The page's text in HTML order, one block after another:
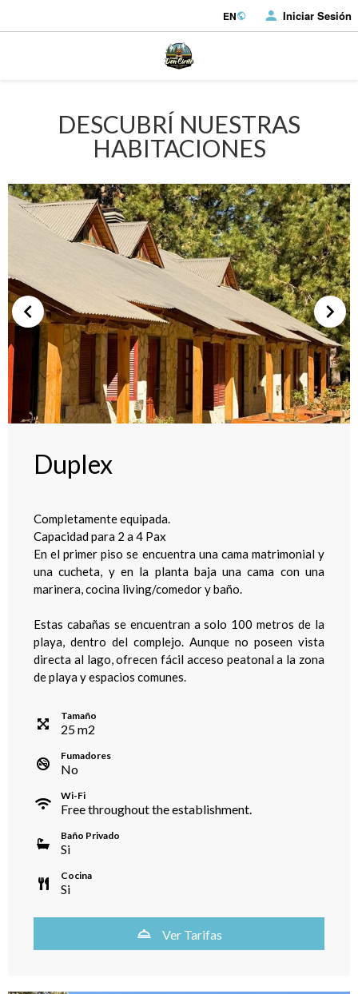
EN Iniciar Sesión
DESCUBRÍ NUESTRAS
HABITACIONES
Duplex
Completamente equipada.
Capacidad para 2 a 4 Pax
En el primer piso se encuentra una cama matrimonial y
una cucheta, y en la planta baja una cama con una
marinera, cocina living/comedor y baño.
Estas cabañas se encuentran a solo 100 metros de la
playa, dentro del complejo. Aunque no poseen vista
directa al lago, ofrecen fácil acceso peatonal a la zona
de playa y espacios comunes.
Tamaño
25m2
Fumadores
No
Wi-Fi
Free throughout the establishment.
Baño Privado
Si
Cocina
Si
Ver Tarifas